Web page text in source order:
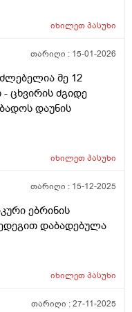
ხანგრძლივობიფ
იხილეთპასუხი
თარიღი : 15-01-2026
მე 12
- ცხვირის ძგიდე
დაუნის
იხილეთპასუხი
თარიღი : 15-12-2025
ებრინის
დაბადებულა
იხილეთპასუხი
თარიღი :27-11-2025